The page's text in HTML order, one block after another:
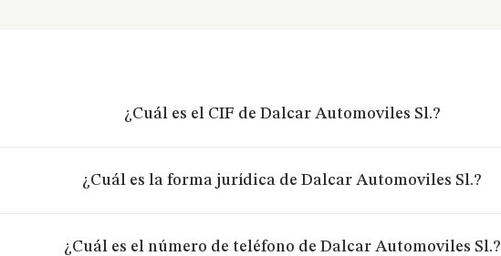
¿Cuál es el CIF de Dalcar Automoviles Sl.?
¿Cuál es la forma jurídica de Dalcar Automoviles Sl.?
¿Cuál es el número de teléfono de Dalcar Automoviles Sl.?